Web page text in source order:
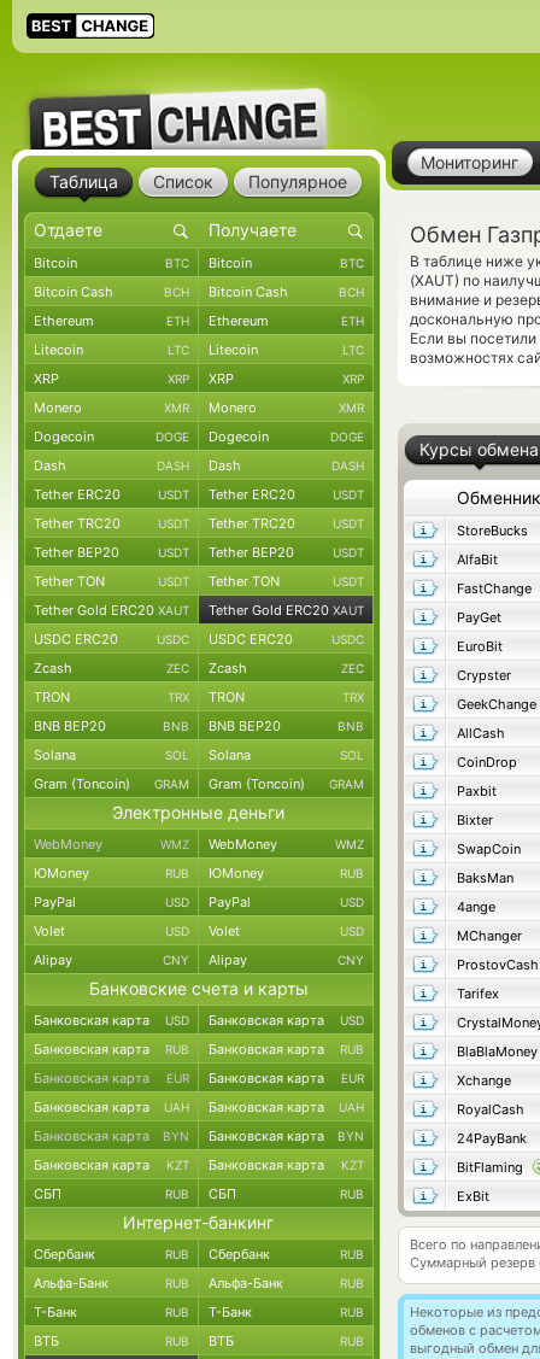
Мониторинг
Обмен
В таблице ниже
(XAUT) по
внимание и
доскональную
Если вы
возможностях
Курсы обмена
Обменник
StoreBucks
AlfaBit
FastChange
PayGet
EuroBit
Crypster
GeekChange
AllCash
CoinDrop
Paxbit
Bixter
SwapCoin
BaksMan
4ange
MChanger
ProstovCash
Tarifex
BlaBlaMoney
Xchange
RoyalCash
24PayBank
BitFlaming
ExBit
Всего по
Суммарный резерв
Некоторые из
обменов с
выгодный обмен
Таблица Список Популярное
Bitcoin BTC Bitcoin BTC
Bitcoin Cash BCH Bitcoin Cash BCH
Ethereum ETH Ethereum ETH
Litecoin LTC Litecoin LTC
XRP XRP XRP XRP
Monero XMR Monero XMR
Dogecoin DOGE Dogecoin DOGE
Dash DASH Dash DASH
Tether ERC20 USDT Tether ERC20 USDT
Tether TRC20 USDT Tether TRC20 USDT
Tether BEP20 USDT Tether BEP20 USDT
Tether TON USDT Tether TON USDT
Tether Gold ERC20 XAUT Tether Gold ERC20 XAUT
USDC ERC20 USDC USDC ERC20 USDC
Zcash ZEC Zcash ZEC
TRON TRX TRON TRX
BNB BEP20 BNB BNB BEP20 BNB
Solana SOL Solana SOL
Gram (Toncoin) GRAM Gram (Toncoin) GRAM
Электронные деньги
WebMoney WMZ WebMoney WMZ
ЮMoney RUB ЮMoney RUB
PayPal USD PayPal USD
Volet USD Volet USD
Alipay CNY Alipay CNY
Банковские счета и карты
Банковская карта USD Банковская карта USD
Банковская карта RUB Банковская карта RUB
Банковская карта EUR Банковская карта EUR
Банковская карта UAH Банковская карта UAH
Банковская карта BYN Банковская карта BYN
Банковская карта KZT Банковская карта KZT
СБП RUB СБП RUB
Интернет-банкинг
Сбербанк RUB Сбербанк RUB
Альфа-Банк RUB Альфа-Банк RUB
Т-Банк RUB Т-Банк RUB
ВТБ RUB ВТБ RUB